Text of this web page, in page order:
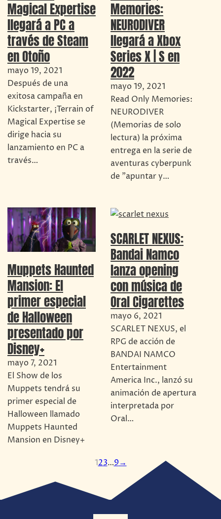
Magical Expertise
llegará a PC a
través de Steam
en Otoño
mayo 19, 2021
Después de una
exitosa campaña en
Kickstarter, ¡Terrain of
Magical Expertise se
dirige hacia su
lanzamiento en PC a
través…
Memories:
NEURODIVER
llegará a Xbox
Series X | S en
2022
mayo 19, 2021
Read Only Memories:
NEURODIVER
(Memorias de solo
lectura) la próxima
entrega en la serie de
aventuras cyberpunk
de "apuntar y…
Muppets Haunted
Mansion: El
primer especial
de Halloween
presentado por
Disney+
mayo 7, 2021
El Show de los
Muppets tendrá su
primer especial de
Halloween llamado
Muppets Haunted
Mansion en Disney+
SCARLET NEXUS:
Bandai Namco
lanza opening
con música de
Oral Cigarettes
mayo 6, 2021
SCARLET NEXUS, el
RPG de acción de
BANDAI NAMCO
Entertainment
America Inc., lanzó su
animación de apertura
interpretada por
Oral…
123…9→